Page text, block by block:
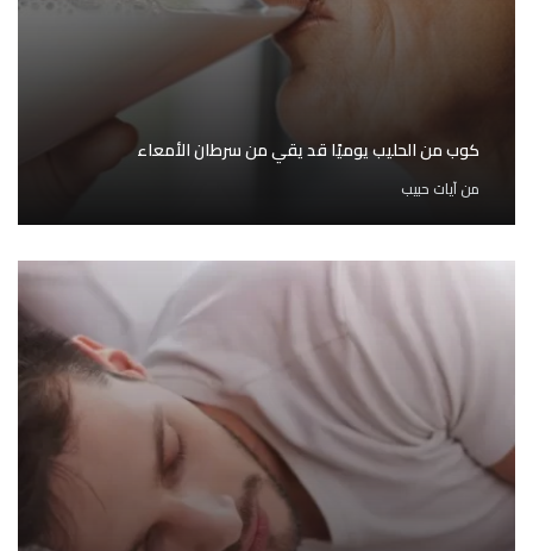
كوب من الحليب يوميًا قد يقي من سرطان الأمعاء
منآيات حبيب